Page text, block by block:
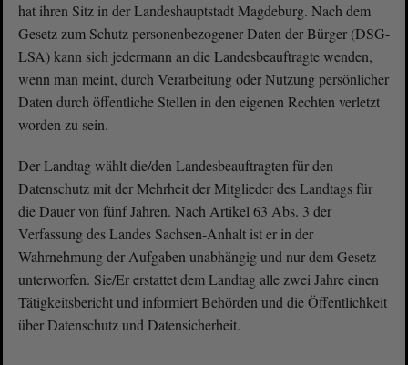
hat ihren Sitz in der Landeshauptstadt Magdeburg. Nach dem
Gesetz zum Schutz personenbezogener Daten der Bürger (DSG-
LSA) kann sich jedermann an die Landesbeauftragte wenden,
wenn man meint, durch Verarbeitung oder Nutzung persönlicher
Daten durch öffentliche Stellen in den eigenen Rechten verletzt
worden zu sein.
Der Landtag wählt die/den Landesbeauftragten für den
Datenschutz mit der Mehrheit der Mitglieder des Landtags für
die Dauer von fünf Jahren. Nach Artikel 63 Abs. 3 der
Verfassung des Landes Sachsen-Anhalt ist er in der
Wahrnehmung der Aufgaben unabhängig und nur dem Gesetz
unterworfen. Sie/Er erstattet dem Landtag alle zwei Jahre einen
Tätigkeitsbericht und informiert Behörden und die Öffentlichkeit
über Datenschutz und Datensicherheit.